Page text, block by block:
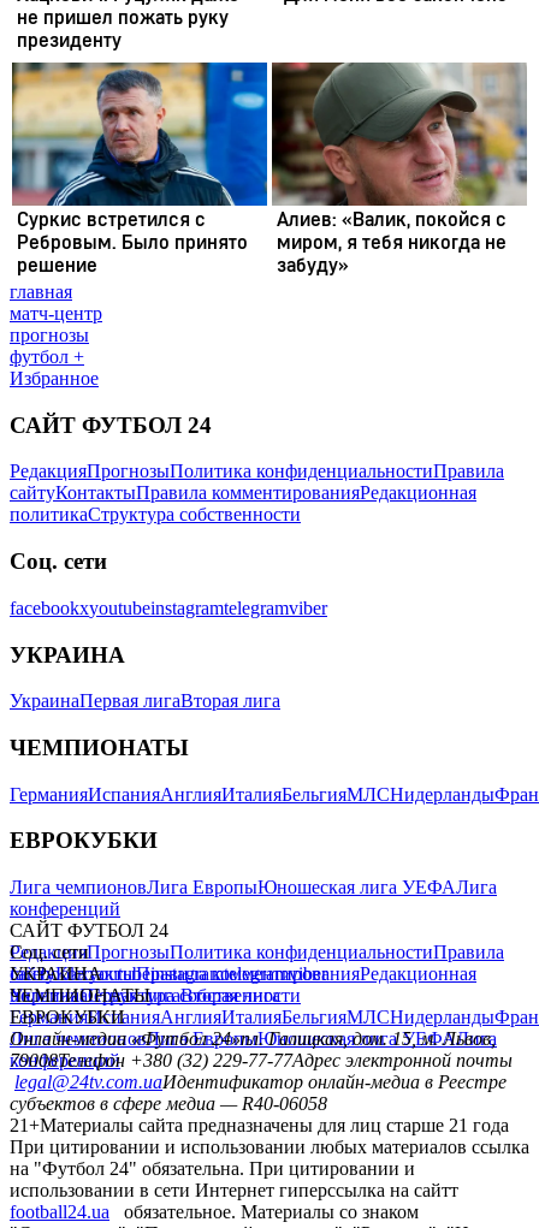
главная
матч-центр
прогнозы
футбол +
Избранное
САЙТ ФУТБОЛ 24
РедакцияПрогнозыПолитика конфиденциальностиПравила
сайтуКонтактыПравила комментированияРедакционная
политикаСтруктура собственности
Соц. сети
facebookxyoutubeinstagramtelegramviber
УКРАИНА
УкраинаПервая лигаВторая лига
ЧЕМПИОНАТЫ
ГерманияИспанияАнглияИталияБельгияМЛСНидерланды
ЕВРОКУБКИ
Лига чемпионовЛига ЕвропыЮношеская лига УЕФАЛига
конференций
САЙТ ФУТБОЛ 24
РедакцияПрогнозыПолитика конфиденциальностиПравила
сайтуКонтактыПравила комментированияРедакционная
политикаСтруктура собственности
Соц. сети
facebookxyoutubeinstagramtelegramviber
УКРАИНА
УкраинаПервая лигаВторая лига
ЧЕМПИОНАТЫ
ГерманияИспанияАнглияИталияБельгияМЛСНидерланды
ЕВРОКУБКИ
Лига чемпионовЛига ЕвропыЮношеская лига УЕФАЛига
конференций
Онлайн-медиа «Футбол 24»пл. Галицкая, дом. 15, м. Львов,
79008Телефон +380 (32) 229-77-77Адрес электронной почты
legal@24tv.com.uaИдентификатор онлайн-медиа в Реестре
субъектов в сфере медиа — R40-06058
21+Материалы сайта предназначены для лиц старше 21 года
При цитировании и использовании любых материалов ссылка
на "Футбол 24" обязательна. При цитировании и
использовании в сети Интернет гиперссылка на сайтт
football24.ua
обязательное. Материалы со знаком